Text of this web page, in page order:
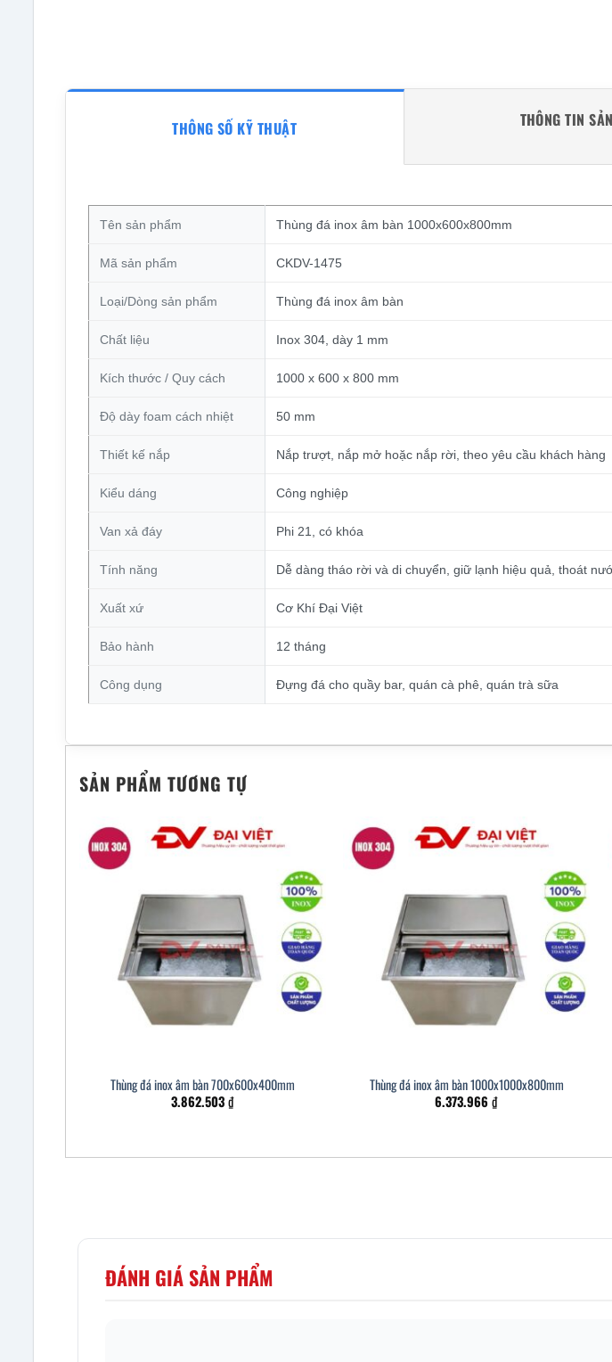
THÔNG SỐ KỸ THUẬT THÔNG TIN
Tên sản phẩm Thùng đá inox âm bàn 1000x600x800mm
Mã sản phẩm CKDV-1475
Loại/Dòng sản phẩm Thùng đá inox âm bàn
Chất liệu Inox 304, dày 1 mm
Kích thước / Quy cách 1000 x 600 x 800 mm
Độ dày foam cách nhiệt 50 mm
Thiết kế nắp Nắp trượt, nắp mở hoặc nắp rời, theo yêu cầu khách hàng
Kiểu dáng Công nghiệp
Van xả đáy Phi 21, có khóa
Tính năng Dễ dàng tháo rời và di chuyển, giữ lạnh hiệu quả, thoát
Xuất xứ Cơ Khí Đại Việt
Bảo hành 12 tháng
Công dụng Đựng đá cho quầy bar, quán cà phê, quán trà sữa
SẢN PHẨM TƯƠNG TỰ
Thùng đá inox âm bàn 700x600x400mm
3.862.503₫
Thùng đá inox âm bàn 1000x1000x800mm
6.373.966₫
ĐÁNH GIÁ SẢN PHẨM